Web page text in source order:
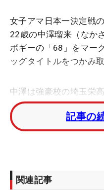
女子アマ日本一決定戦
22歳の中澤瑠来（なか
ボギーの「68」をマー
ッグタイトルをつかみ取
中澤は強豪校の埼玉栄
国女子ツアーで活躍す
る。この優勝により、
出場権、JLPGA最終プ
トータル7アンダー・2
ナショナルチームの岩
記事の
関連記事